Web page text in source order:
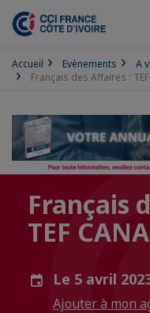
Accueil Evènements
A
Français des Affaires :
Français
TEF
Le 5 avril
Ajouter à mon